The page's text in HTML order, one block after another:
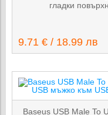
гладки
9.71 € / 18.99 лв
Baseus USB Male To